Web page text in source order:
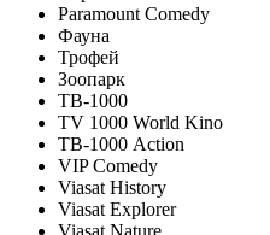
Paramount Comedy
Фауна
Трофей
Зоопарк
ТВ-1000
TV 1000 World Kino
ТВ-1000 Action
VIP Comedy
Viasat History
Viasat Explorer
Viasat Nature